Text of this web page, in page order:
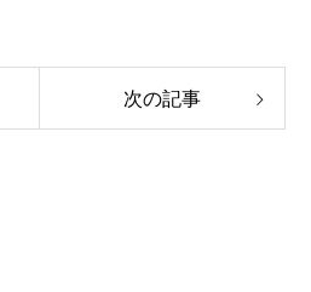
次の記事